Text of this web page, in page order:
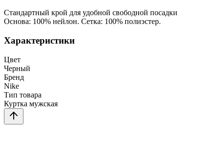
Стандартный крой для удобной свободной посадки
Основа: 100% нейлон. Сетка: 100% полиэстер.
Характеристики
Цвет
Черный
Бренд
Nike
Тип товара
Куртка мужская